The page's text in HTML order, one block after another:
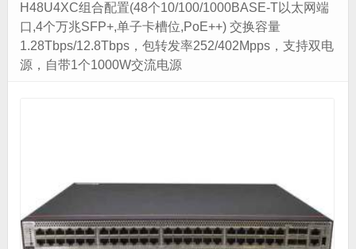
H48U4XC组合配置(48个10/100/1000BASE-T以太网端
口,4个万兆SFP+,单子卡槽位,PoE++) 交换容量
1.28Tbps/12.8Tbps，包转发率252/402Mpps，支持双电
源，自带1个1000W交流电源